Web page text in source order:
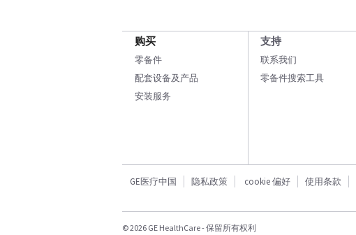
购买
零备件
配套设备及产品
安装服务
支持
联系我们
零备件搜索工具
GE医疗中国 隐私政策 cookie 偏好 使用条款
© 2026 GE HealthCare - 保留所有权利